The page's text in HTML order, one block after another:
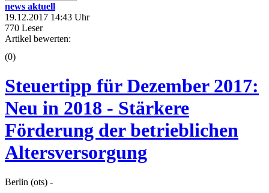
news aktuell
19.12.2017 14:43 Uhr
770 Leser
Artikel bewerten:
(0)
Steuertipp für Dezember 2017:
Neu in 2018 - Stärkere
Förderung der betrieblichen
Altersversorgung
Berlin (ots) -